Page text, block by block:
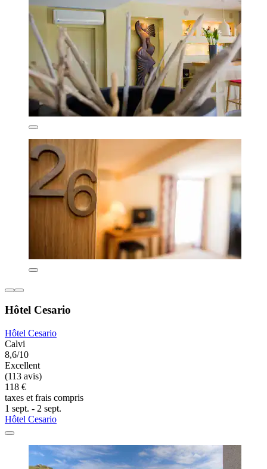
Hôtel Cesario
Hôtel Cesario
Calvi
8,6/10
Excellent
(113 avis)
118 €
taxes et frais compris
1 sept. - 2 sept.
Hôtel Cesario